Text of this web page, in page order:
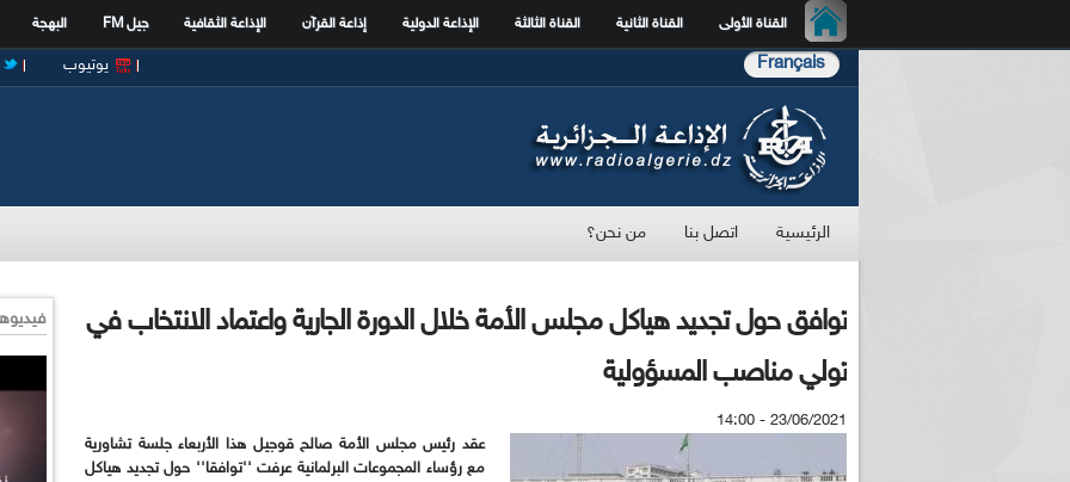
القناة الأولى القناة الثانية القناة الثالثة الإذاعة الدولية إذاعة القرآن الإذاعة الثقافية جيل FM البهجة
Français يوتيوب
الرئيسية اتصل بنا من نحن؟
توافق حول تجديد هياكل مجلس الأمة خلال الدورة الجارية واعتماد الانتخاب في
تولي مناصب المسؤولية
23/06/2021 - 14:00
عقد رئيس مجلس الأمة صالح قوجيل هذا الأربعاء جلسة تشاورية
مع رؤساء المجموعات البرلمانية عرفت ''توافقا'' حول تجديد هياكل